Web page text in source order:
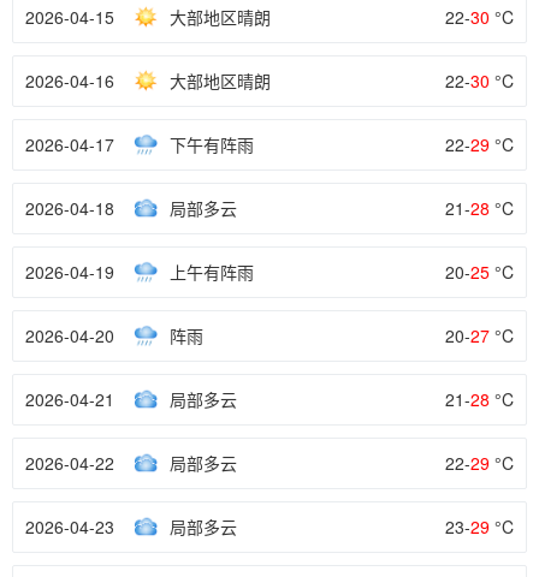
2026-04-15 大部地区晴朗 22-30 °C
2026-04-16 大部地区晴朗 22-30 °C
2026-04-17 下午有阵雨 22-29 °C
2026-04-18 局部多云 21-28 °C
2026-04-19 上午有阵雨 20-25 °C
2026-04-20 阵雨 20-27 °C
2026-04-21 局部多云 21-28 °C
2026-04-22 局部多云 22-29 °C
2026-04-23 局部多云 23-29 °C